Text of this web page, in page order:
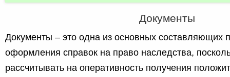
Документы
Документы – это одна из основных составляющих
оформления справок на право наследства,
рассчитывать на оперативность получения